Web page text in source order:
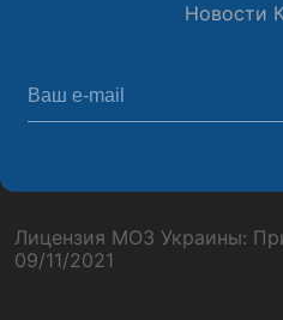
Новости
Лицензия МОЗ Украины:
09/11/2021